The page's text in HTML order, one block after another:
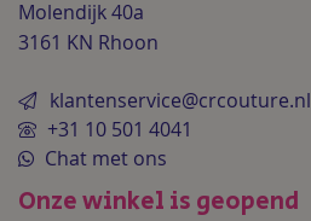
Molendijk 40a
3161 KN Rhoon
klantenservice@crcouture.nl
+31 10 501 4041
Chat met ons
Onze winkel is geopend